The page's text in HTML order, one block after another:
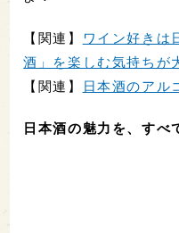
【関連】
ワイン好きは
酒」を楽しむ気持ちが
【関連】
日本酒のアル
日本酒の魅力を、す